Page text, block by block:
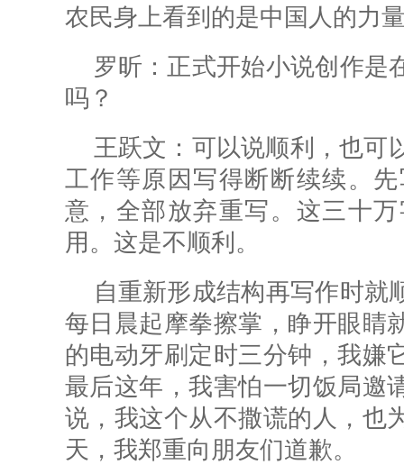
农民身上看到的是中国人的力
罗昕： 正式开始小说创作是
吗？
王跃文：可以说顺利，也可
工作等原因写得断断续续。
意，全部放弃重写。这三十
用。这是不顺利。
自重新形成结构再写作时就
每日晨起摩拳擦掌，睁开眼睛
的电动牙刷定时三分钟，我嫌
最后这年，我害怕一切饭局邀
说，我这个从不撒谎的人，也
天，我郑重向朋友们道歉。